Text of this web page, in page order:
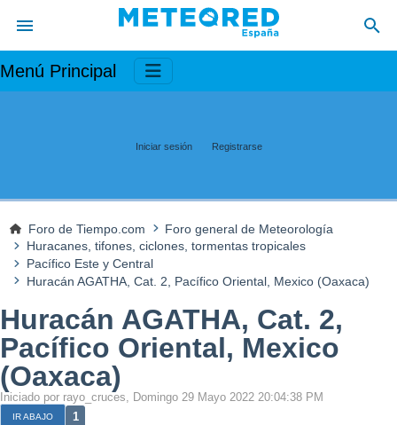
Menú Principal
Iniciar sesión Registrarse
Foro de Tiempo.com
Foro general de Meteorología
Huracanes, tifones, ciclones, tormentas tropicales
Pacífico Este y Central
Huracán AGATHA, Cat. 2, Pacífico Oriental, Mexico (Oaxaca)
Huracán AGATHA, Cat. 2,
Pacífico Oriental, Mexico
(Oaxaca)
Iniciado por rayo_cruces, Domingo 29 Mayo 2022 20:04:38 PM
IR ABAJO 1